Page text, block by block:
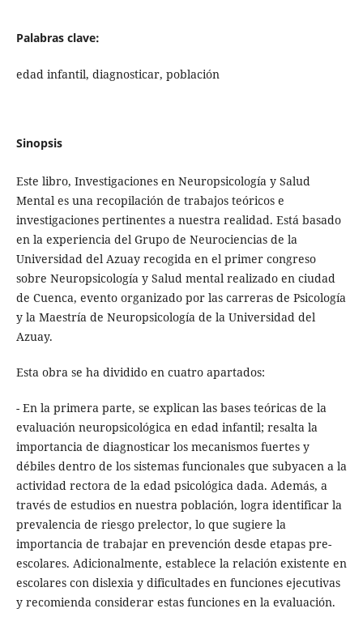
Palabras clave:
edad infantil, diagnosticar, población
Sinopsis
Este libro, Investigaciones en Neuropsicología y Salud
Mental es una recopilación de trabajos teóricos e
investigaciones pertinentes a nuestra realidad. Está basado
en la experiencia del Grupo de Neurociencias de la
Universidad del Azuay recogida en el primer congreso
sobre Neuropsicología y Salud mental realizado en ciudad
de Cuenca, evento organizado por las carreras de Psicología
y la Maestría de Neuropsicología de la Universidad del
Azuay.
Esta obra se ha dividido en cuatro apartados:
- En la primera parte, se explican las bases teóricas de la
evaluación neuropsicológica en edad infantil; resalta la
importancia de diagnosticar los mecanismos fuertes y
débiles dentro de los sistemas funcionales que subyacen a la
actividad rectora de la edad psicológica dada. Además, a
través de estudios en nuestra población, logra identificar la
prevalencia de riesgo prelector, lo que sugiere la
importancia de trabajar en prevención desde etapas pre-
escolares. Adicionalmente, establece la relación existente en
escolares con dislexia y dificultades en funciones ejecutivas
y recomienda considerar estas funciones en la evaluación.